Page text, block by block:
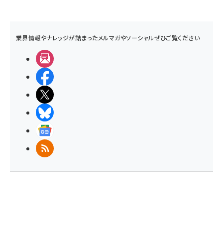
業界情報やナレッジが詰まったメルマガやソーシャルぜひご覧ください
RSS